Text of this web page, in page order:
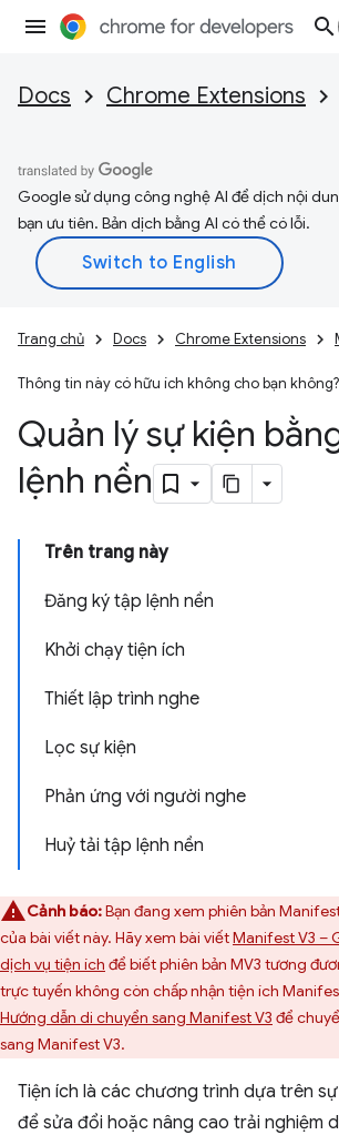
Docs Chrome Extensions
Google sử dụng công nghệ AI để dịch nội
bạn ưu tiên. Bản dịch bằng AI có thể có lỗi.
Trang chủ Docs Chrome Extensions
Thông tin này có hữu ích không cho bạn không?
Quản lý sự kiện
lệnh nền
Trên trang này
Đăng ký tập lệnh nền
Khởi chạy tiện ích
Thiết lập trình nghe
Lọc sự kiện
Phản ứng với người nghe
Huỷ tải tập lệnh nền
Cảnh báo:Bạn đang xem phiên bản
của bài viết này. Hãy xem bài viếtManifest V3 –
dịch vụ tiện ích để biết phiên bản MV3 tương
trực tuyến không còn chấp nhận tiện ích
Hướng dẫn di chuyển sang Manifest V3 để
sang Manifest V3.
Tiện ích là các chương trình dựa trên
để sửa đổi hoặc nâng cao trải nghiệm